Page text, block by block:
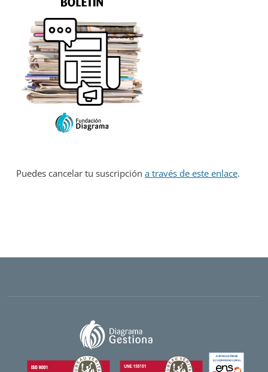
Puedes cancelar tu suscripción a través de este enlace.